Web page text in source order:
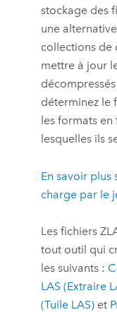
stockage des
une
collections de
mettre à jour
déterminez le
les formats
lesquelles ils
En savoir plus
charge par le
Les fichiers
tout outil qui
les suivants :
LAS (Extraire
(Tuile LAS) et